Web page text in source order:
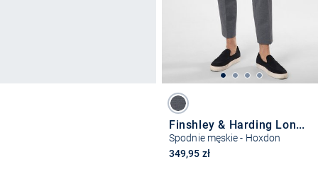
Finshley & Harding London
Spodnie męskie - Hoxdon
349,95 zł